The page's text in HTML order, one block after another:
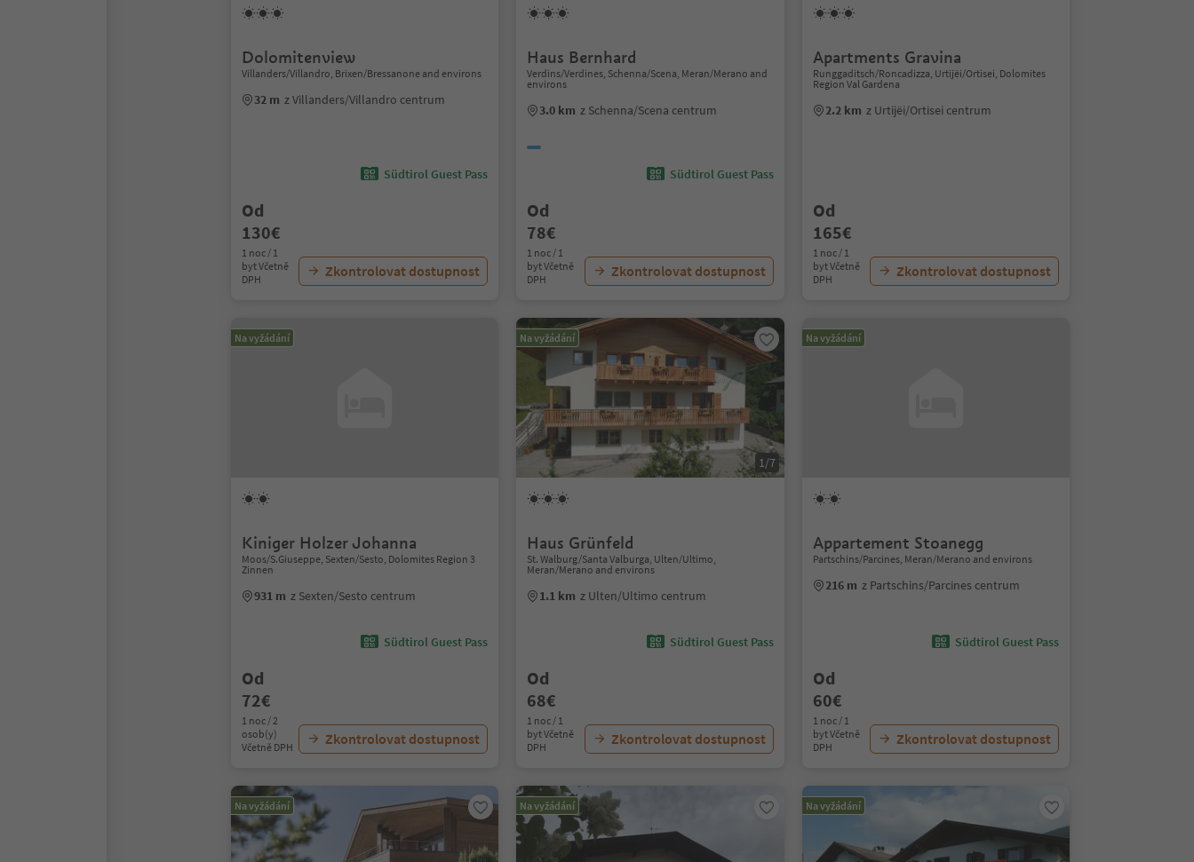
Dolomitenview
Villanders/Villandro, Brixen/Bressanone and environs
32 m z Villanders/Villandro centrum
Südtirol Guest Pass
Od
130€
1 noc / 1
byt Včetně
DPH
Zkontrolovat dostupnost
Haus Bernhard
Verdins/Verdines, Schenna/Scena, Meran/Merano and
environs
3.0 km z Schenna/Scena centrum
Südtirol Guest Pass
Od
78€
1 noc / 1
byt Včetně
DPH
Zkontrolovat dostupnost
Apartments Gravina
Runggaditsch/Roncadizza, Urtijëi/Ortisei, Dolomites
Region Val Gardena
2.2 km z Urtijëi/Ortisei centrum
Od
165€
1 noc / 1
byt Včetně
DPH
Zkontrolovat dostupnost
Na vyžádání
Kiniger Holzer Johanna
Moos/S.Giuseppe, Sexten/Sesto, Dolomites Region 3
Zinnen
931 m z Sexten/Sesto centrum
Südtirol Guest Pass
Od
72€
1 noc / 2
osob(y)
Včetně DPH
Zkontrolovat dostupnost
Na vyžádání
1/7
Haus Grünfeld
St. Walburg/Santa Valburga, Ulten/Ultimo,
Meran/Merano and environs
1.1 km z Ulten/Ultimo centrum
Südtirol Guest Pass
Od
68€
1 noc / 1
byt Včetně
DPH
Zkontrolovat dostupnost
Na vyžádání
Appartement Stoanegg
Partschins/Parcines, Meran/Merano and environs
216 m z Partschins/Parcines centrum
Südtirol Guest Pass
Od
60€
1 noc / 1
byt Včetně
DPH
Zkontrolovat dostupnost
Na vyžádání Na vyžádání Na vyžádání